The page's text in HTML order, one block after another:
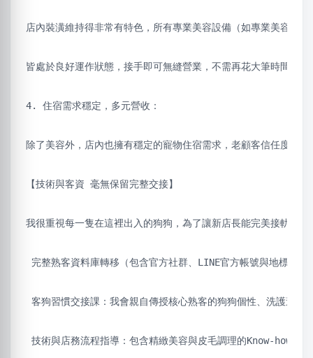
店內裝潢維持得非常有特色，所有專業美容設備（如專業美容桌
皆處於良好運作狀態，接手即可無縫營業，不需再花大筆時間與裝
4. 住宿需求穩定，多元營收：
除了美容外，店內也擁有穩定的寵物住宿需求，老顧客信任度極高
【技術與客資 毫無保留完整交接】
我很重視每一隻在這裡出入的狗狗，為了讓新店長能完美接軌，頂
完整熟客資料庫轉移（包含官方社群、LINE官方帳號與地標經營
客狗習慣交接課：我會親自傳授核心熟客的狗狗個性、洗護造型
技術與店務流程指導：包含精緻美容與皮毛調理的Know-how、